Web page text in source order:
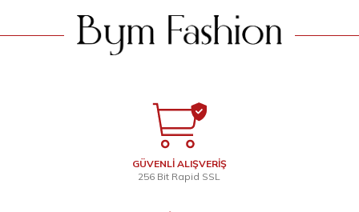
GÜVENLİ ALIŞVERİŞ
256 Bit Rapid SSL